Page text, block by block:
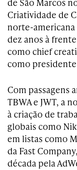
Criatividade de
norte-
dez anos à
como chief
como
Com passagens
TBWA e JWT, a
à criação de
globais como
em listas como
da Fast
década pela